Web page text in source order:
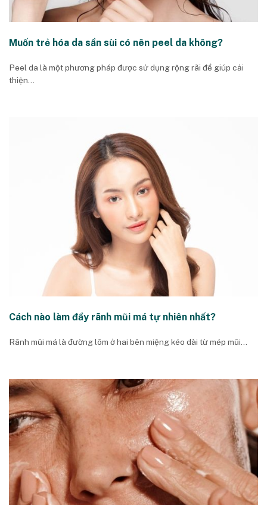
Muốn trẻ hóa da sần sùi có nên peel da không?
Peel da là một phương pháp được sử dụng rộng rãi để giúp cải
thiện...
Cách nào làm đầy rãnh mũi má tự nhiên nhất?
Rãnh mũi má là đường lõm ở hai bên miệng kéo dài từ mép mũi...